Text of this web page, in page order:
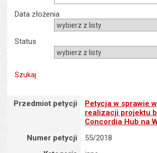
Data złożenia
Status
Przedmiot petycji : Petycja w sprawie
Przedmiot petycji
Petycja w sprawie
realizacji projektu
Concordia Hub na
Numer petycji
55/2018